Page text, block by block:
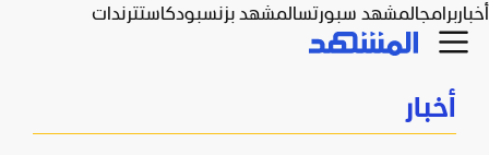
أخباربرامجالمشهد سبورتسالمشهد بزنسبودكاستترندات
أخبار